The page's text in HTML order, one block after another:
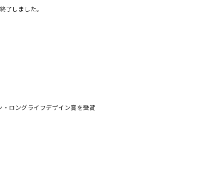
しました。
ロングライフデザイン賞を受賞